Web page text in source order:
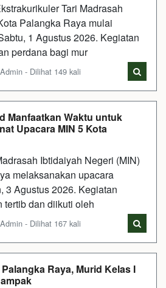
Tari Madrasah
Palangka Raya mulai
1 Agustus 2026. Kegiatan
perdana bagi mur
- Dilihat 149 kali
Manfaatkan Waktu untuk
Upacara MIN 5 Kota
Ibtidaiyah Negeri (MIN)
melaksanakan upacara
3 Agustus 2026. Kegiatan
tertib dan diikuti oleh
- Dilihat 167 kali
Raya, Murid Kelas I